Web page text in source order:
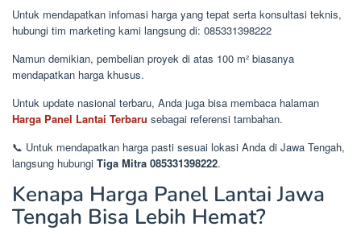
Untuk mendapatkan infomasi harga yang tepat serta konsultasi teknis,
hubungi tim marketing kami langsung di: 085331398222
Namun demikian, pembelian proyek di atas 100 m² biasanya
mendapatkan harga khusus.
Untuk update nasional terbaru, Anda juga bisa membaca halaman
Harga Panel Lantai Terbaru sebagai referensi tambahan.
📞 Untuk mendapatkan harga pasti sesuai lokasi Anda di Jawa Tengah,
langsung hubungi Tiga Mitra 085331398222.
Kenapa Harga Panel Lantai Jawa
Tengah Bisa Lebih Hemat?